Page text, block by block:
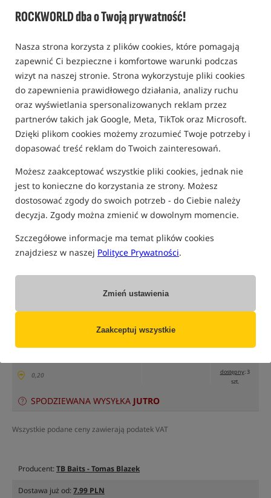
ROCKWORLD dba o Twoją prywatność!
Nasza strona korzysta z plików cookies, które pomagają
zapewnić Ci bezpieczne i komfortowe warunki podczas
wizyt na naszej stronie. Strona wykorzystuje pliki cookies
do zapewnienia prawidłowego działania, analizy ruchu
oraz wyświetlania spersonalizowanych reklam przez
partnerów takich jak Google, Meta, TikTok oraz Microsoft.
Dzięki plikom cookies możemy zrozumieć Twoje potrzeby i
dopasować treść reklam do Twoich zainteresowań.
Możesz zaakceptować wszystkie pliki cookies, jednak nie
jest to konieczne do korzystania ze strony. Możesz
dostosować zgody do swoich potrzeb - do Ciebie należy
decyzja. Zgody można zmienić w dowolnym momencie.
Szczegółowe informacje ma temat plików cookies
znajdziesz w naszej Polityce Prywatności.
Zmień ustawienia
Zaakceptuj wszystkie
0,20
dostępny: 3
szt.
SPODZIEWANA WYSYŁKA JUTRO
Wszystkie podane ceny zawierają podatek VAT
Producent:TB Baits - Tomas Blazek
Dostawa już od:7.99 PLN